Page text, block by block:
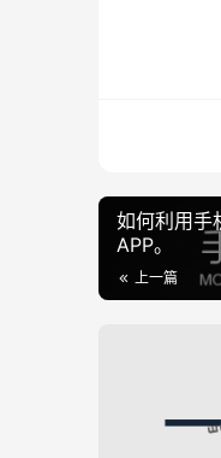
如何利用手
APP。
上一篇